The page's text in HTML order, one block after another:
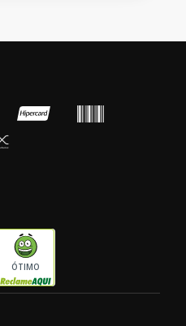
ÓTIMO